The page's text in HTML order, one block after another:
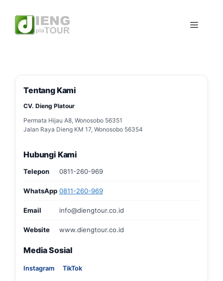
content
Menu
Tentang Kami
CV. Dieng Platour
Permata Hijau A8, Wonosobo 56351
Jalan Raya Dieng KM 17, Wonosobo 56354
Hubungi Kami
Telepon 0811-260-969
WhatsApp 0811-260-969
Email info@diengtour.co.id
Website www.diengtour.co.id
Media Sosial
Instagram TikTok